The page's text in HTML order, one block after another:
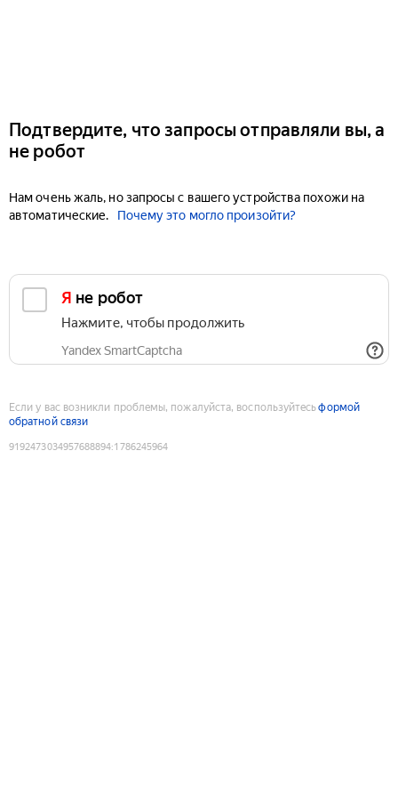
Подтвердите, что запросы отправляли вы, а
не робот
Нам очень жаль, но запросы с вашего устройства похожи на
автоматические.
Почему это могло произойти?
Я не робот
Нажмите, чтобы продолжить
Yandex SmartCaptcha
Если у вас возникли проблемы, пожалуйста, воспользуйтесьформой
обратной связи
9192473034957688894:1786245964